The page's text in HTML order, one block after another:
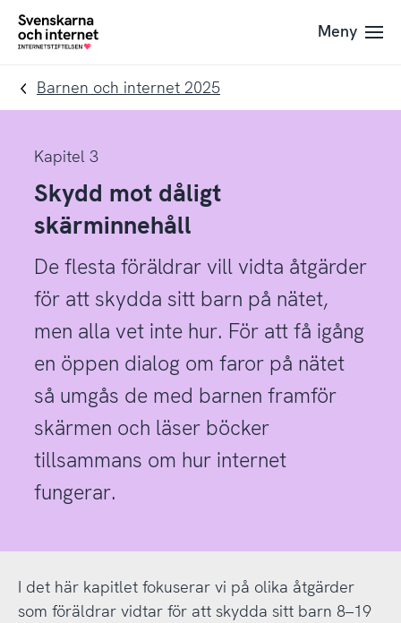
Till
navigation
Till
innehåll
To
Meny
Barnen och internet 2025
Kapitel 3
Skydd mot dåligt
skärminnehåll
De flesta föräldrar vill vidta åtgärder
för att skydda sitt barn på nätet,
men alla vet inte hur. För att få igång
en öppen dialog om faror på nätet
så umgås de med barnen framför
skärmen och läser böcker
tillsammans om hur internet
fungerar.
I det här kapitlet fokuserar vi på olika åtgärder
som föräldrar vidtar för att skydda sitt barn 8–19